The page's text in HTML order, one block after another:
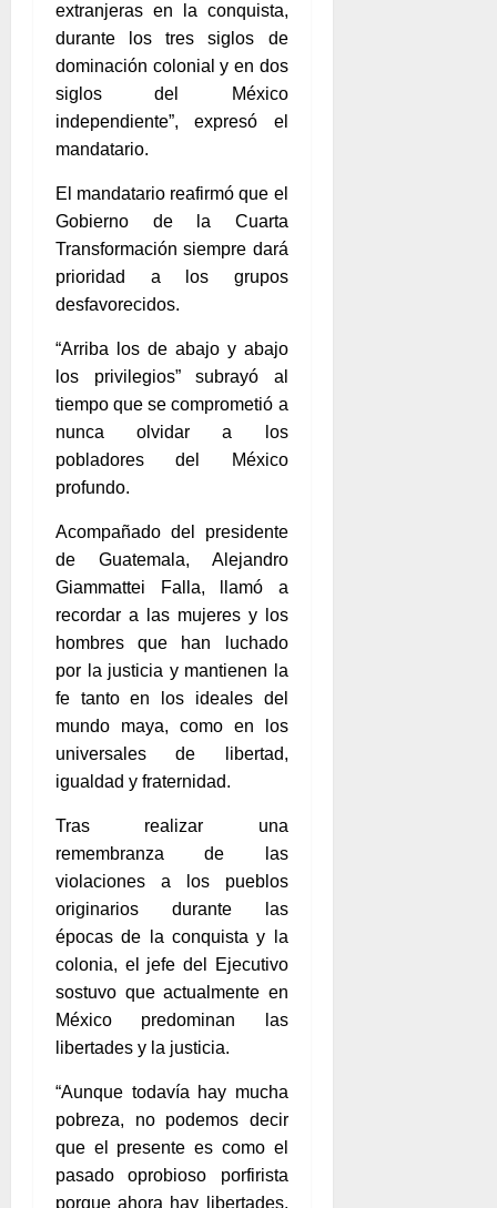
extranjeras en la conquista,
durante los tres siglos de
dominación colonial y en dos
siglos del México
independiente”, expresó el
mandatario.
El mandatario reafirmó que el
Gobierno de la Cuarta
Transformación siempre dará
prioridad a los grupos
desfavorecidos.
“Arriba los de abajo y abajo
los privilegios” subrayó al
tiempo que se comprometió a
nunca olvidar a los
pobladores del México
profundo.
Acompañado del presidente
de Guatemala, Alejandro
Giammattei Falla, llamó a
recordar a las mujeres y los
hombres que han luchado
por la justicia y mantienen la
fe tanto en los ideales del
mundo maya, como en los
universales de libertad,
igualdad y fraternidad.
Tras realizar una
remembranza de las
violaciones a los pueblos
originarios durante las
épocas de la conquista y la
colonia, el jefe del Ejecutivo
sostuvo que actualmente en
México predominan las
libertades y la justicia.
“Aunque todavía hay mucha
pobreza, no podemos decir
que el presente es como el
pasado oprobioso porfirista
porque ahora hay libertades,